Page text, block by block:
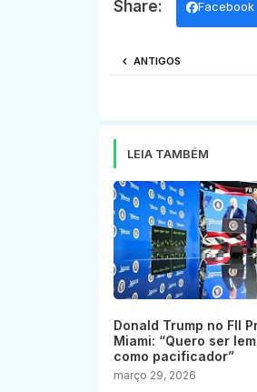
Facebook
ANTIGOS
LEIA TAMBÉM
Donald Trump no FII
Miami: “Quero ser
como pacificador”
março 29, 2026